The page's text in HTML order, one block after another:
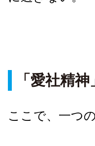
「愛社精
ここで、一つ